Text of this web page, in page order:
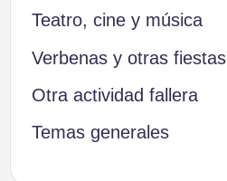
Teatro, cine y música
Verbenas y otras fiestas
Otra actividad fallera
Temas generales